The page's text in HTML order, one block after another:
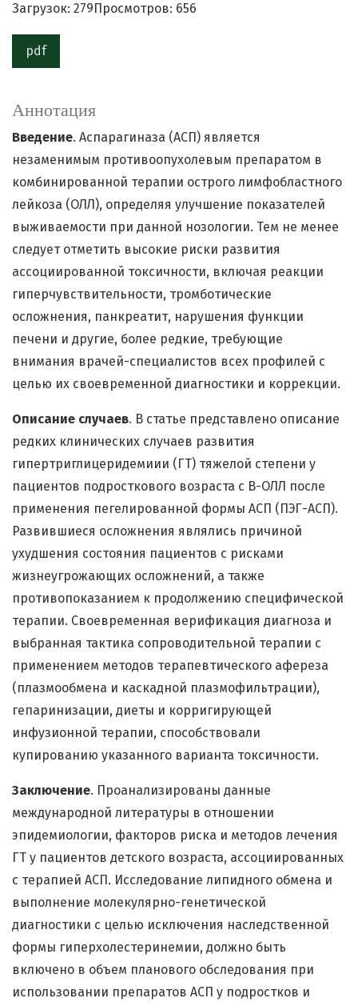
Загрузок: 279 Просмотров: 656
pdf
Аннотация
Введение. Аспарагиназа (АСП) является
незаменимым противоопухолевым препаратом в
комбинированной терапии острого лимфобластного
лейкоза (ОЛЛ), определяя улучшение показателей
выживаемости при данной нозологии. Тем не менее
следует отметить высокие риски развития
ассоциированной токсичности, включая реакции
гиперчувствительности, тромботические
осложнения, панкреатит, нарушения функции
печени и другие, более редкие, требующие
внимания врачей-специалистов всех профилей с
целью их своевременной диагностики и коррекции.
Описание случаев. В статье представлено описание
редких клинических случаев развития
гипертриглицеридемиии (ГТ) тяжелой степени у
пациентов подросткового возраста с В-ОЛЛ после
применения пегелированной формы АСП (ПЭГ-АСП).
Развившиеся осложнения являлись причиной
ухудшения состояния пациентов с рисками
жизнеугрожающих осложнений, а также
противопоказанием к продолжению специфической
терапии. Своевременная верификация диагноза и
выбранная тактика сопроводительной терапии с
применением методов терапевтического афереза
(плазмообмена и каскадной плазмофильтрации),
гепаринизации, диеты и корригирующей
инфузионной терапии, способствовали
купированию указанного варианта токсичности.
Заключение. Проанализированы данные
международной литературы в отношении
эпидемиологии, факторов риска и методов лечения
ГТ у пациентов детского возраста, ассоциированных
с терапией АСП. Исследование липидного обмена и
выполнение молекулярно-генетической
диагностики с целью исключения наследственной
формы гиперхолестеринемии, должно быть
включено в объем планового обследования при
использовании препаратов АСП у подростков и